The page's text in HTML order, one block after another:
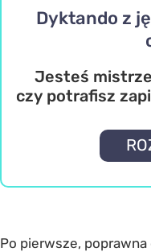
Dyktando z
Jesteś
czy potrafisz
Po pierwsze,